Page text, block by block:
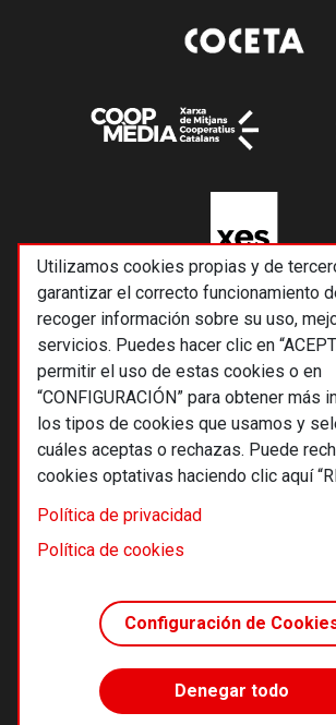
Utilizamos cookies propias y de
garantizar el correcto funcionamiento
recoger información sobre su uso,
servicios. Puedes hacer clic en
permitir el uso de estas cookies o en
“CONFIGURACIÓN” para obtener más
los tipos de cookies que usamos y
cuáles aceptas o rechazas. Puede
cookies optativas haciendo clic aquí
Política de privacidad
Política de cookies
Configuración de
Denegar todo
© 2026 Alternativas económicas
Footer
Términos y condiciones de
Política de cookies
Principios editoriales